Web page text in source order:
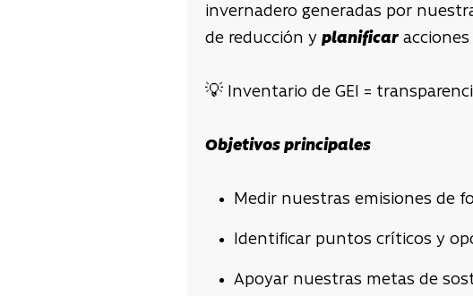
invernadero generadas por
de reducción y planificar
💡 Inventario de GEI =
Objetivos principales
Medir nuestras emisiones de
Identificar puntos críticos y
Apoyar nuestras metas de